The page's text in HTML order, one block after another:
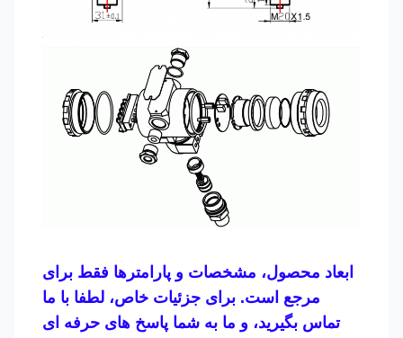
ابعاد محصول، مشخصات و پارامترها فقط برای
مرجع است. برای جزئیات خاص، لطفا با ما
تماس بگیرید، و ما به شما پاسخ های حرفه ای